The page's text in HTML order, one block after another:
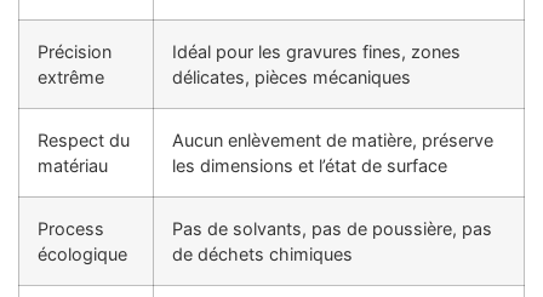
Précision
extrême
Idéal pour les gravures fines, zones
délicates, pièces mécaniques
Respect du
matériau
Aucun enlèvement de matière, préserve
les dimensions et l’état de surface
Process
écologique
Pas de solvants, pas de poussière, pas
de déchets chimiques